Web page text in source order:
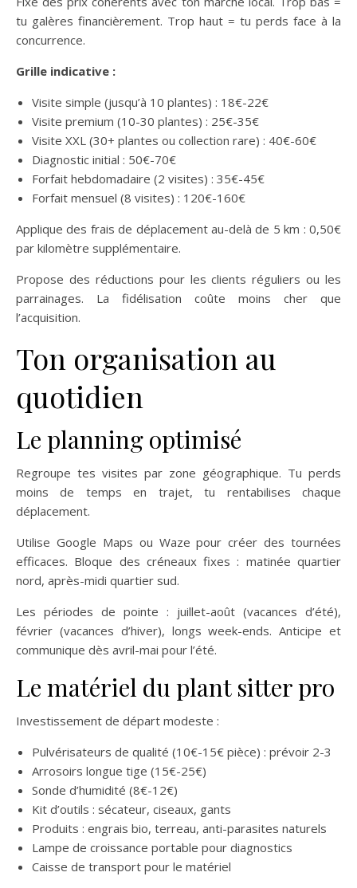
tu galères financièrement. Trop haut = tu perds face à la
concurrence.
Grille indicative :
Visite simple (jusqu’à 10 plantes) : 18€-22€
Visite premium (10-30 plantes) : 25€-35€
Visite XXL (30+ plantes ou collection rare) : 40€-60€
Diagnostic initial : 50€-70€
Forfait hebdomadaire (2 visites) : 35€-45€
Forfait mensuel (8 visites) : 120€-160€
Applique des frais de déplacement au-delà de 5 km : 0,50€
par kilomètre supplémentaire.
Propose des réductions pour les clients réguliers ou les
parrainages. La fidélisation coûte moins cher que
l’acquisition.
Ton organisation au
quotidien
Le planning optimisé
Regroupe tes visites par zone géographique. Tu perds
moins de temps en trajet, tu rentabilises chaque
déplacement.
Utilise Google Maps ou Waze pour créer des tournées
efficaces. Bloque des créneaux fixes : matinée quartier
nord, après-midi quartier sud.
Les périodes de pointe : juillet-août (vacances d’été),
février (vacances d’hiver), longs week-ends. Anticipe et
communique dès avril-mai pour l’été.
Le matériel du plant sitter pro
Investissement de départ modeste :
Pulvérisateurs de qualité (10€-15€ pièce) : prévoir 2-3
Arrosoirs longue tige (15€-25€)
Sonde d’humidité (8€-12€)
Kit d’outils : sécateur, ciseaux, gants
Produits : engrais bio, terreau, anti-parasites naturels
Lampe de croissance portable pour diagnostics
Caisse de transport pour le matériel